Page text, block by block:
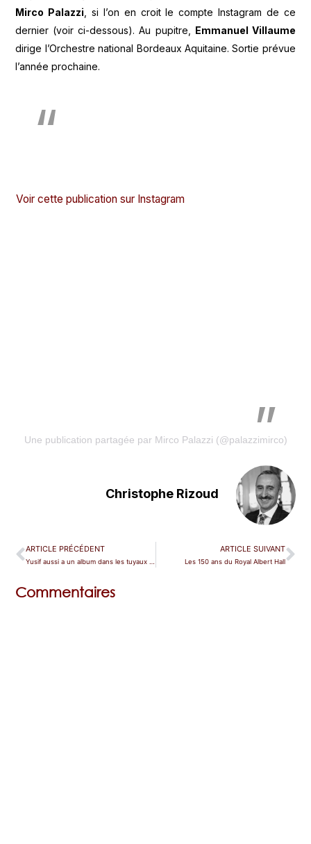
Mirco Palazzi , si l’on en croit le compte Instagram de ce
dernier (voir ci-dessous). Au pupitre, Emmanuel Villaume
dirige l’Orchestre national Bordeaux Aquitaine. Sortie prévue
l’année prochaine.
Voir cette publication sur Instagram
Une publication partagée par Mirco Palazzi (@palazzimirco)
Christophe Rizoud
ARTICLE PRÉCÉDENT
Yusif aussi a un album dans les tuyaux et lance un grand concours
ARTICLE SUIVANT
Les 150 ans du Royal Albert Hall
Commentaires